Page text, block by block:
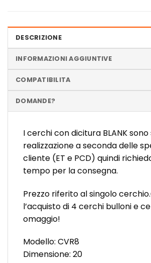
DESCRIZIONE
INFORMAZIONI AGGIUNTIVE
COMPATIBILITA
DOMANDE?
I cerchi con dicitura BLANK sono
realizzazione a seconda delle
cliente (ET e PCD) quindi
tempo per la consegna.
Prezzo riferito al singolo
l’acquisto di 4 cerchi bulloni e
omaggio!
Modello: CVR8
Dimensione: 20